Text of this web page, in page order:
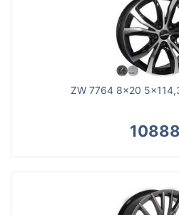
ZW 7764 8x20
10888